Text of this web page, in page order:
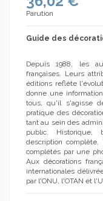
Parution
Guide des
Depuis 1988, les
françaises. Leurs
éditions reflète
donne une
tous, qu'il s'agisse
pratique des
tant au sein des
public. Historique,
description
complétés par une
Aux décorations
internationales
par l'ONU, l'OTAN et